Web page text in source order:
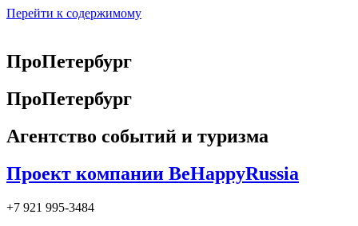
Перейти к содержимому
ПроПетербург
ПроПетербург
Агентство событий и туризма
Проект компании BeHappyRussia
+7 921 995-3484